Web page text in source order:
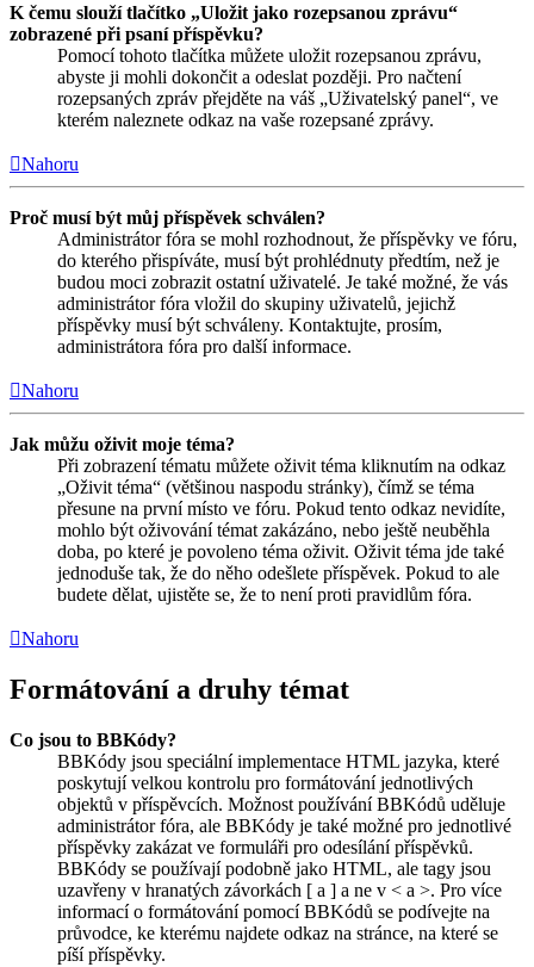
K čemu slouží tlačítko „Uložit jako rozepsanou zprávu“
zobrazené při psaní příspěvku?
Pomocí tohoto tlačítka můžete uložit rozepsanou zprávu,
abyste ji mohli dokončit a odeslat později. Pro načtení
rozepsaných zpráv přejděte na váš „Uživatelský panel“, ve
kterém naleznete odkaz na vaše rozepsané zprávy.
Nahoru
Proč musí být můj příspěvek schválen?
Administrátor fóra se mohl rozhodnout, že příspěvky ve fóru,
do kterého přispíváte, musí být prohlédnuty předtím, než je
budou moci zobrazit ostatní uživatelé. Je také možné, že vás
administrátor fóra vložil do skupiny uživatelů, jejichž
příspěvky musí být schváleny. Kontaktujte, prosím,
administrátora fóra pro další informace.
Nahoru
Jak můžu oživit moje téma?
Při zobrazení tématu můžete oživit téma kliknutím na odkaz
„Oživit téma“ (většinou naspodu stránky), čímž se téma
přesune na první místo ve fóru. Pokud tento odkaz nevidíte,
mohlo být oživování témat zakázáno, nebo ještě neuběhla
doba, po které je povoleno téma oživit. Oživit téma jde také
jednoduše tak, že do něho odešlete příspěvek. Pokud to ale
budete dělat, ujistěte se, že to není proti pravidlům fóra.
Nahoru
Formátování a druhy témat
Co jsou to BBKódy?
BBKódy jsou speciální implementace HTML jazyka, které
poskytují velkou kontrolu pro formátování jednotlivých
objektů v příspěvcích. Možnost používání BBKódů uděluje
administrátor fóra, ale BBKódy je také možné pro jednotlivé
příspěvky zakázat ve formuláři pro odesílání příspěvků.
BBKódy se používají podobně jako HTML, ale tagy jsou
uzavřeny v hranatých závorkách [ a ] a ne v < a >. Pro více
informací o formátování pomocí BBKódů se podívejte na
průvodce, ke kterému najdete odkaz na stránce, na které se
píší příspěvky.